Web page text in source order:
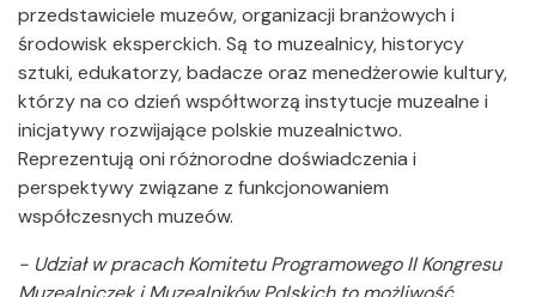
przedstawiciele muzeów, organizacji branżowych i
środowisk eksperckich. Są to muzealnicy, historycy
sztuki, edukatorzy, badacze oraz menedżerowie kultury,
którzy na co dzień współtworzą instytucje muzealne i
inicjatywy rozwijające polskie muzealnictwo.
Reprezentują oni różnorodne doświadczenia i
perspektywy związane z funkcjonowaniem
współczesnych muzeów.
- Udział w pracach Komitetu Programowego II Kongresu